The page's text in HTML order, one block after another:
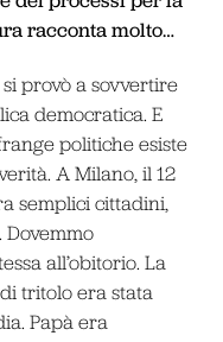
racconta molto…
provò a sovvertire
democratica. E
politiche esiste
A Milano, il 12
semplici cittadini,
all’obitorio. La
tritolo era stata
Papà era